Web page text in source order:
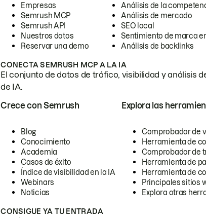
Empresas
Semrush MCP
Semrush API
Nuestros datos
Reservar una demo
Análisis de la
Análisis de mercado
SEO local
Sentimiento de marca
Análisis de backlinks
CONECTA SEMRUSH MCP A LA IA
El conjunto de datos de tráfico, visibilidad y análisis
de IA.
Crece con Semrush
Blog
Conocimiento
Academia
Casos de éxito
Índice de visibilidad en la IA
Webinars
Noticias
Explora las
Comprobador de
Herramienta de
Comprobador de
Herramienta de
Herramienta de
Principales sitios
Explora otras
CONSIGUE YA TU ENTRADA